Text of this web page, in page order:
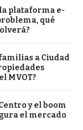
la plataforma e-
qué
a Ciudad
MVOT?
y el boom
el mercado